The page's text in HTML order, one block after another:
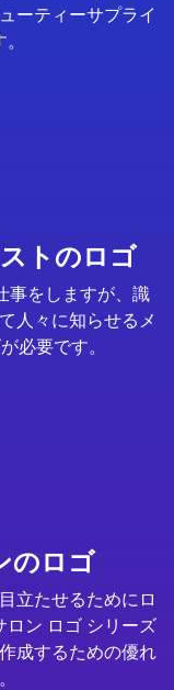
ーティーサプライ
トのロゴ
事をしますが、識
人々に知らせるメ
必要です。
のロゴ
立たせるためにロ
ロン ロゴ シリーズ
成するための優れ